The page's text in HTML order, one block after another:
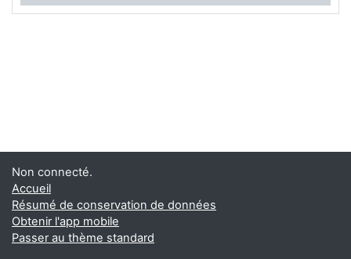
Non connecté.
Accueil
Résumé de conservation de données
Obtenir l'app mobile
Passer au thème standard